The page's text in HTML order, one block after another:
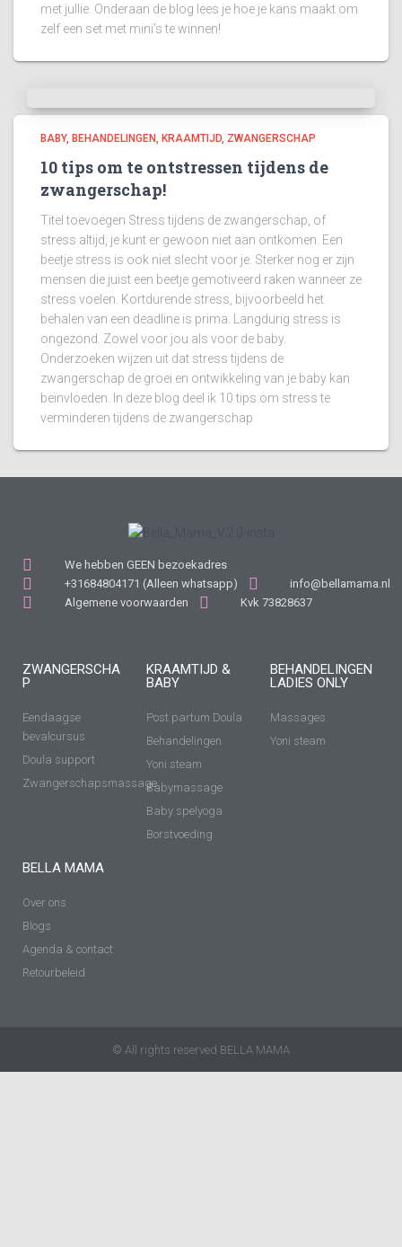
met jullie. Onderaan de blog lees je hoe je kans maakt om
zelf een set met mini’s te winnen!
BABY BEHANDELINGEN KRAAMTIJD ZWANGERSCHAP
10 tips om te ontstressen tijdens de
zwangerschap!
Titel toevoegen Stress tijdens de zwangerschap, of
stress altijd, je kunt er gewoon niet aan ontkomen. Een
beetje stress is ook niet slecht voor je. Sterker nog er zijn
mensen die juist een beetje gemotiveerd raken wanneer ze
stress voelen. Kortdurende stress, bijvoorbeeld het
behalen van een deadline is prima. Langdurig stress is
ongezond. Zowel voor jou als voor de baby.
Onderzoeken wijzen uit dat stress tijdens de
zwangerschap de groei en ontwikkeling van je baby kan
beïnvloeden. In deze blog deel ik 10 tips om stress te
verminderen tijdens de zwangerschap
We hebben GEEN bezoekadres
+31684804171 (Alleen whatsapp)
info@bellamama.nl
Algemene voorwaarden
Kvk 73828637
ZWANGERSCHA
P
Eendaagse
bevalcursus
Doula support
Zwangerschapsmassage
KRAAMTIJD &
BABY
Post partum Doula
Behandelingen
Yoni steam
Babymassage
Baby spelyoga
Borstvoeding
BEHANDELINGEN
LADIES ONLY
Massages
Yoni steam
BELLA MAMA
Over ons
Blogs
Agenda & contact
Retourbeleid
© All rights reserved BELLA MAMA